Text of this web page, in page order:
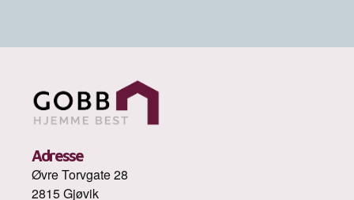
Adresse
Øvre Torvgate 28
2815 Gjøvik